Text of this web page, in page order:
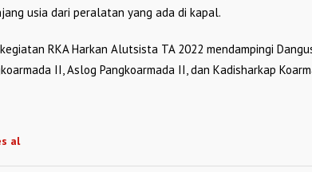
usia dari peralatan yang ada di kapal.
RKA Harkan Alutsista TA 2022 mendampingi
II, Aslog Pangkoarmada II, dan Kadisharkap
al